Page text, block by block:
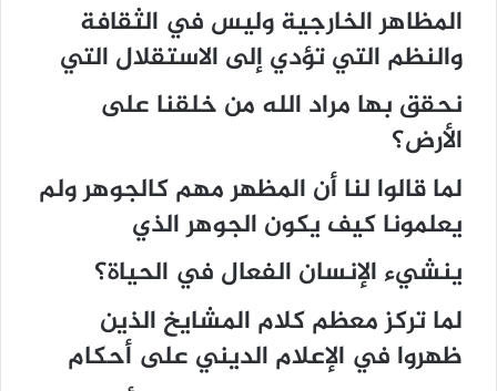
المظاهر الخارجية وليس في الثقافة
والنظم التي تؤدي إلى الاستقلال التي
نحقق بها مراد الله من خلقنا على
الأرض؟
لما قالوا لنا أن المظهر مهم كالجوهر ولم
يعلمونا كيف يكون الجوهر الذي
ينشيء الإنسان الفعال في الحياة؟
لما تركز معظم كلام المشايخ الذين
ظهروا في الإعلام الديني على أحكام